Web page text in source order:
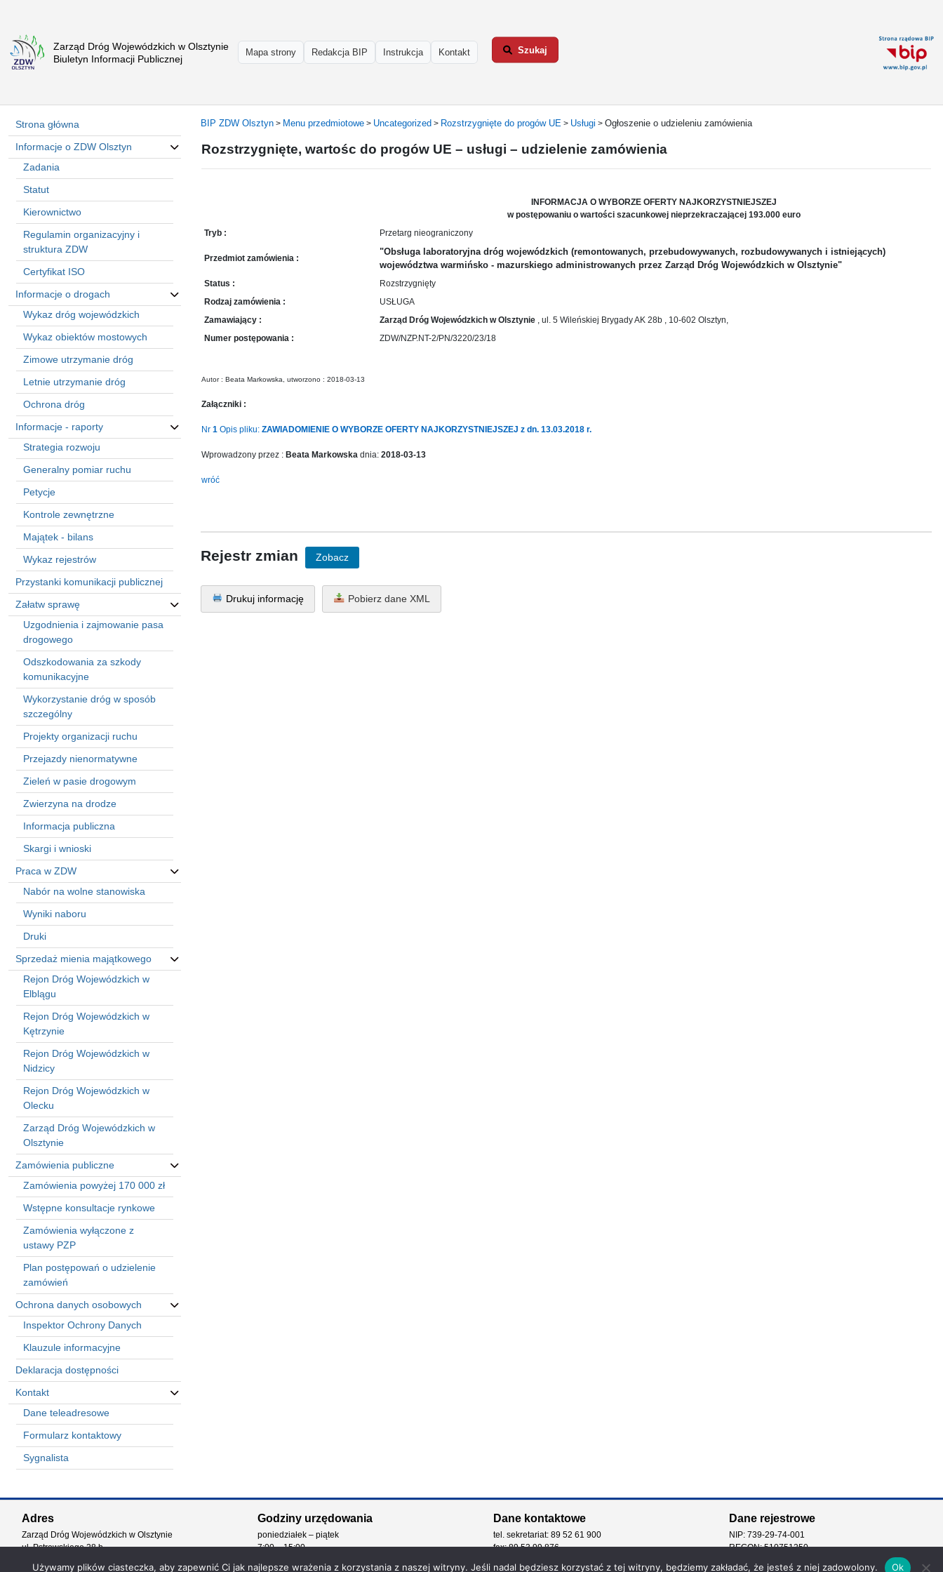
Zarząd Dróg Wojewódzkich w Olsztynie
Biuletyn Informacji Publicznej
Mapa strony Redakcja BIP Instrukcja Kontakt Szukaj
Strona
główna
Olsztyn
Informacje
drogach
Informacje
Przystanki
komunikacji
publicznej
Załatw
sprawę
Praca
w
ZDW
Sprzedaż
mienia
majątkowego
Zamówienia
publiczne
Ochrona
danych
osobowych
Deklaracja
dostępności
Kontakt
Automatically
Hierarchic
Categories
Menu
Version
2.1.0
Author:
Atakan
Docs:
https://atakanau.blogspot.com/2021/01/automatic-
menu-
wp-
plugin.html
Active
KANE
(kanewp)
Strona główna
Informacje o ZDW Olsztyn
Zadania
Statut
Kierownictwo
Regulamin organizacyjny i
struktura ZDW
Certyfikat ISO
Informacje o drogach
Wykaz dróg wojewódzkich
Wykaz obiektów mostowych
Zimowe utrzymanie dróg
Letnie utrzymanie dróg
Ochrona dróg
Informacje - raporty
Strategia rozwoju
Generalny pomiar ruchu
Petycje
Kontrole zewnętrzne
Majątek - bilans
Wykaz rejestrów
Przystanki komunikacji publicznej
Załatw sprawę
Uzgodnienia i zajmowanie pasa
drogowego
Odszkodowania za szkody
komunikacyjne
Wykorzystanie dróg w sposób
szczególny
Projekty organizacji ruchu
Przejazdy nienormatywne
Zieleń w pasie drogowym
Zwierzyna na drodze
Informacja publiczna
Skargi i wnioski
Praca w ZDW
Nabór na wolne stanowiska
Wyniki naboru
Druki
Sprzedaż mienia majątkowego
Rejon Dróg Wojewódzkich w
Elblągu
Rejon Dróg Wojewódzkich w
Kętrzynie
Rejon Dróg Wojewódzkich w
Nidzicy
Rejon Dróg Wojewódzkich w
Olecku
Zarząd Dróg Wojewódzkich w
Olsztynie
Zamówienia publiczne
Zamówienia powyżej 170 000 zł
Wstępne konsultacje rynkowe
Zamówienia wyłączone z
ustawy PZP
Plan postępowań o udzielenie
zamówień
Ochrona danych osobowych
Inspektor Ochrony Danych
Klauzule informacyjne
Deklaracja dostępności
Kontakt
Dane teleadresowe
Formularz kontaktowy
Sygnalista
Categories
BIP ZDW Olsztyn > Menu przedmiotowe > Uncategorized > Rozstrzygnięte do progów UE > Usługi > Ogłoszenie o udzieleniu zamówienia
Rozstrzygnięte, wartośc do progów UE – usługi – udzielenie zamówienia
INFORMACJA O WYBORZE OFERTY NAJKORZYSTNIEJSZEJ
w postępowaniu o wartości szacunkowej nieprzekraczającej 193.000 euro
Tryb :
Przetarg nieograniczony
Przedmiot zamówienia :
"Obsługa laboratoryjna dróg wojewódzkich (remontowanych, przebudowywanych, rozbudowywanych i istniejących)
województwa warmińsko - mazurskiego administrowanych przez Zarząd Dróg Wojewódzkich w Olsztynie"
Status :
Rozstrzygnięty
Rodzaj zamówienia :
USŁUGA
Zamawiający :
Zarząd Dróg Wojewódzkich w Olsztynie , ul. 5 Wileńskiej Brygady AK 28b , 10-602 Olsztyn,
Numer postępowania :
ZDW/NZP.NT-2/PN/3220/23/18
Autor : Beata Markowska, utworzono : 2018-03-13
Załączniki :
Nr 1 Opis pliku: ZAWIADOMIENIE O WYBORZE OFERTY NAJKORZYSTNIEJSZEJ z dn. 13.03.2018 r.
Wprowadzony przez : Beata Markowska dnia: 2018-03-13
wróć
Rejestr zmian Zobacz
Drukuj informację Pobierz dane XML
Adres
Zarząd Dróg Wojewódzkich w Olsztynie
ul. Pstrowskiego 28 b
Godziny urzędowania
poniedziałek – piątek
7:00 – 15:00
Dane kontaktowe
tel. sekretariat: 89 52 61 900
fax: 89 53 99 876
Dane rejestrowe
NIP: 739-29-74-001
REGON: 510751250
Używamy plików ciasteczka, aby zapewnić Ci jak najlepsze wrażenia z korzystania z naszej witryny. Jeśli nadal będziesz korzystać z tej witryny, będziemy zakładać, że jesteś z niej zadowolony. Ok